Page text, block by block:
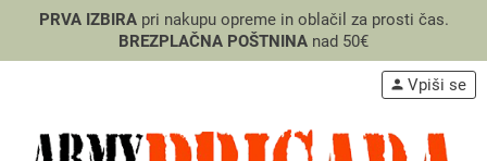
PRVA IZBIRApri nakupu opreme in oblačil za prosti čas.
BREZPLAČNA POŠTNINA nad 50€
person Vpiši se